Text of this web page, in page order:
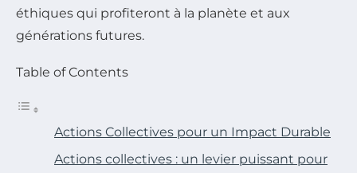
éthiques qui profiteront à la planète et aux
générations futures.
Table of Contents
Actions Collectives pour un Impact Durable
Actions collectives : un levier puissant pour